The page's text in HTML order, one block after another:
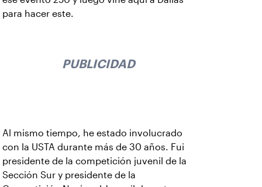
para hacer este.
PUBLICIDAD
Al mismo tiempo, he estado involucrado
con la USTA durante más de 30 años. Fui
presidente de la competición juvenil de la
Sección Sur y presidente de la